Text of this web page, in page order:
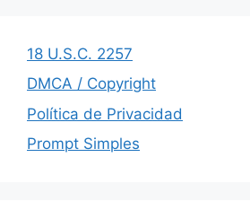
18 U.S.C. 2257
DMCA / Copyright
Política de Privacidad
Prompt Simples